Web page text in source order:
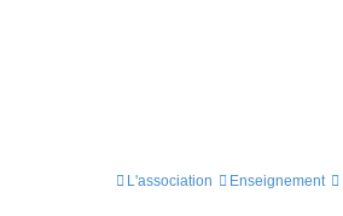
L'association Enseignement